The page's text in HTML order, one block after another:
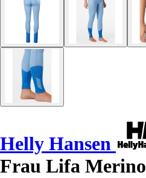
Helly Hansen
Frau Lifa Merino